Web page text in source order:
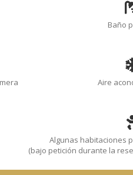
Baño
Aire
Algunas habitaciones
(bajo petición durante la